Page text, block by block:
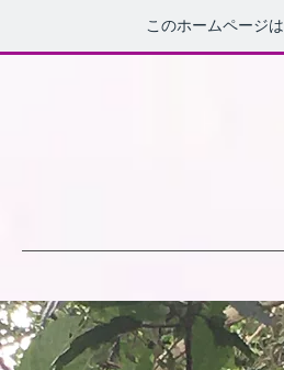
このホームページは